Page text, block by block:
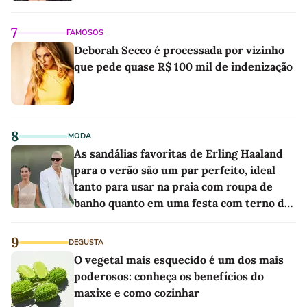
7 FAMOSOS
Deborah Secco é processada por vizinho
que pede quase R$ 100 mil de indenização
8 MODA
As sandálias favoritas de Erling Haaland
para o verão são um par perfeito, ideal
tanto para usar na praia com roupa de
banho quanto em uma festa com terno de
9 DEGUSTA
O vegetal mais esquecido é um dos mais
poderosos: conheça os benefícios do
maxixe e como cozinhar